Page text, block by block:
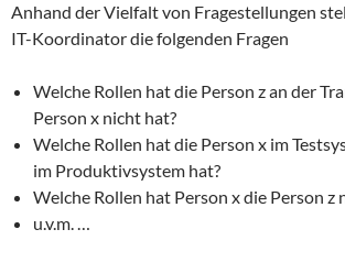
Anhand der Vielfalt von Fragestellungen
IT-Koordinator die folgenden Fragen
Welche Rollen hat die Person z an der
Person x nicht hat?
Welche Rollen hat die Person x im
im Produktivsystem hat?
Welche Rollen hat Person x die Person z
u.v.m. …